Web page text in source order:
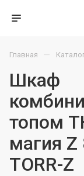
Главная —
Шкаф
топом
магия Z
TORR-Z